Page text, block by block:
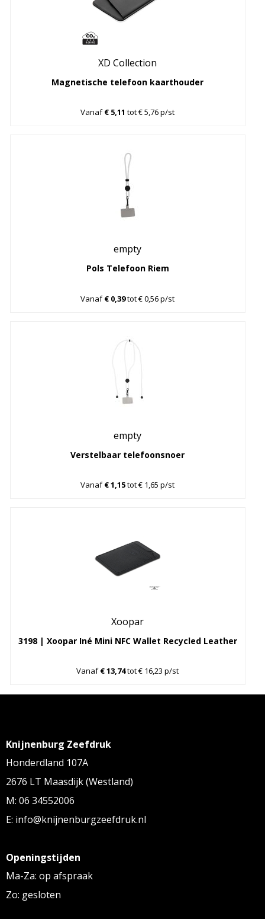
XD Collection
Magnetische telefoon kaarthouder
Vanaf€ 5,11 tot € 5,76 p/st
empty
Pols Telefoon Riem
Vanaf€ 0,39tot € 0,56 p/st
empty
Verstelbaar telefoonsnoer
Vanaf€ 1,15tot € 1,65 p/st
Xoopar
3198 | Xoopar Iné Mini NFC Wallet Recycled Leather
Vanaf€ 13,74tot € 16,23 p/st
Knijnenburg Zeefdruk
Honderdland 107A
2676 LT Maasdijk (Westland)
M: 06 34552006
E: info@knijnenburgzeefdruk.nl
Openingstijden
Ma-Za: op afspraak
Zo: gesloten